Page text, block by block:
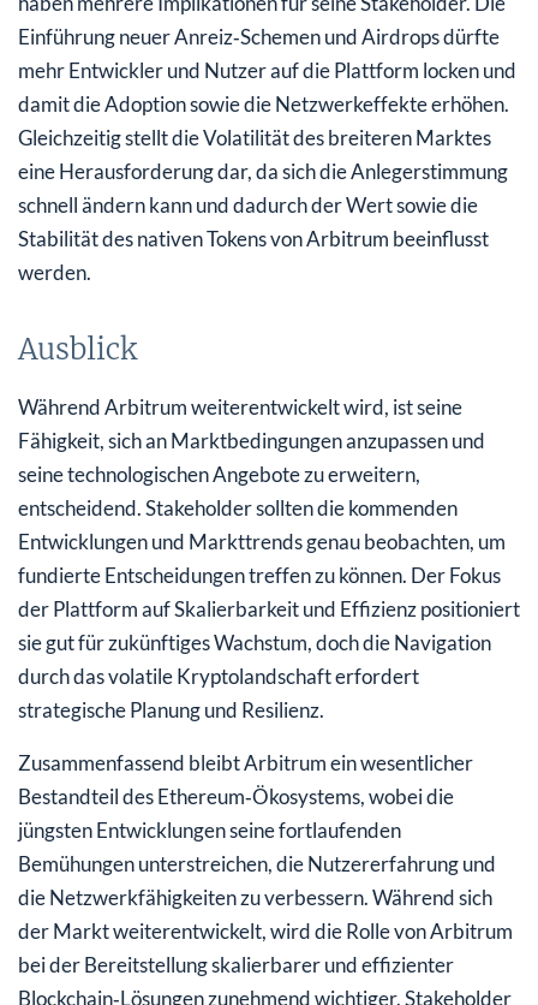
Einführung neuer Anreiz‑Schemen und Airdrops dürfte
mehr Entwickler und Nutzer auf die Plattform locken und
damit die Adoption sowie die Netzwerkeffekte erhöhen.
Gleichzeitig stellt die Volatilität des breiteren Marktes
eine Herausforderung dar, da sich die Anlegerstimmung
schnell ändern kann und dadurch der Wert sowie die
Stabilität des nativen Tokens von Arbitrum beeinflusst
werden.
Ausblick
Während Arbitrum weiterentwickelt wird, ist seine
Fähigkeit, sich an Marktbedingungen anzupassen und
seine technologischen Angebote zu erweitern,
entscheidend. Stakeholder sollten die kommenden
Entwicklungen und Markttrends genau beobachten, um
fundierte Entscheidungen treffen zu können. Der Fokus
der Plattform auf Skalierbarkeit und Effizienz positioniert
sie gut für zukünftiges Wachstum, doch die Navigation
durch das volatile Kryptolandschaft erfordert
strategische Planung und Resilienz.
Zusammenfassend bleibt Arbitrum ein wesentlicher
Bestandteil des Ethereum‑Ökosystems, wobei die
jüngsten Entwicklungen seine fortlaufenden
Bemühungen unterstreichen, die Nutzererfahrung und
die Netzwerkfähigkeiten zu verbessern. Während sich
der Markt weiterentwickelt, wird die Rolle von Arbitrum
bei der Bereitstellung skalierbarer und effizienter
Blockchain‑Lösungen zunehmend wichtiger. Stakeholder